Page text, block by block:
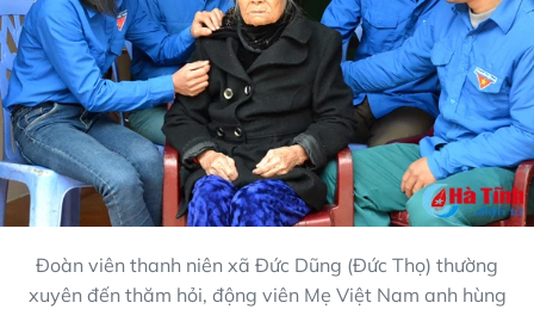
Đoàn viên thanh niên xã Đức Dũng (Đức Thọ) thường
xuyên đến thăm hỏi, động viên Mẹ Việt Nam anh hùng